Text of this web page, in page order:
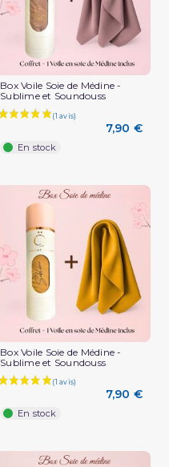
Box Voile Soie de Médine -
Sublime et Soundouss
7,90 €
En stock
Box Voile Soie de Médine -
Sublime et Soundouss
7,90 €
En stock